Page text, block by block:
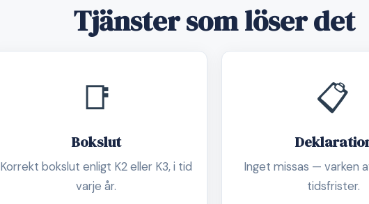
Tjänster som löser det
📑
Bokslut
Korrekt bokslut enligt K2 eller K3, i tid
varje år.
📋
Inget missas — varken
tidsfrister.